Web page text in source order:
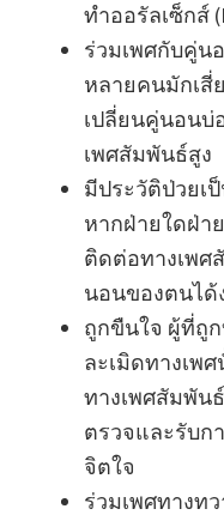
ทำออรัลเซ็กส์
ร่วมเพศกับคู่น
หลายคนมักเสี่
เปลี่ยนคู่นอนบ่
เพศสัมพันธ์สูง
มีประวัติป่วยเ
หากฝ่ายใดฝ่า
ติดต่อทางเพศ
นอนของตนได้
ถูกขืนใจ ผู้ที่ถู
ละเมิดทางเพ
ทางเพศสัมพัน
ตรวจและรับก
จิตใจ
ร่วมเพศทางท